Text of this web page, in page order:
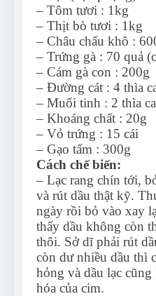
– Tôm tươi : 1kg
– Thịt bò tươi : 1kg
– Châu chấu khô :
– Trứng gà : 70 quả
– Cám gà con : 200g
– Đường cát : 4 thìa
– Muối tinh : 2 thìa
– Khoáng chất : 20g
– Vỏ trứng : 15 cái
– Gạo tấm : 300g
Cách chế biến:
– Lạc rang chín tới,
và rút dầu thật kỹ.
ngày rồi bỏ vào xay
thấy dầu không còn
thôi. Sở dĩ phải rút
còn dư nhiều dầu thì
hỏng và dầu lạc
hóa của cim.